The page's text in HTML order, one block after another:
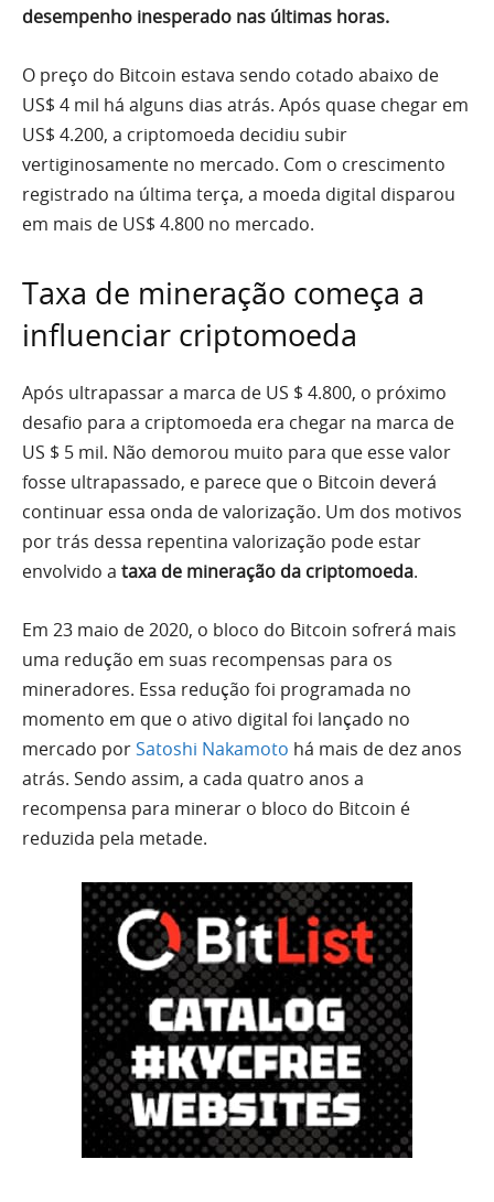
desempenho inesperado nas últimas horas.
O preço do Bitcoin estava sendo cotado abaixo de
US$ 4 mil há alguns dias atrás. Após quase chegar em
US$ 4.200, a criptomoeda decidiu subir
vertiginosamente no mercado. Com o crescimento
registrado na última terça, a moeda digital disparou
em mais de US$ 4.800 no mercado.
Taxa de mineração começa a
influenciar criptomoeda
Após ultrapassar a marca de US $ 4.800, o próximo
desafio para a criptomoeda era chegar na marca de
US $ 5 mil. Não demorou muito para que esse valor
fosse ultrapassado, e parece que o Bitcoin deverá
continuar essa onda de valorização. Um dos motivos
por trás dessa repentina valorização pode estar
envolvido a taxa de mineração da criptomoeda.
Em 23 maio de 2020, o bloco do Bitcoin sofrerá mais
uma redução em suas recompensas para os
mineradores. Essa redução foi programada no
momento em que o ativo digital foi lançado no
mercado porSatoshi Nakamoto há mais de dez anos
atrás. Sendo assim, a cada quatro anos a
recompensa para minerar o bloco do Bitcoin é
reduzida pela metade.